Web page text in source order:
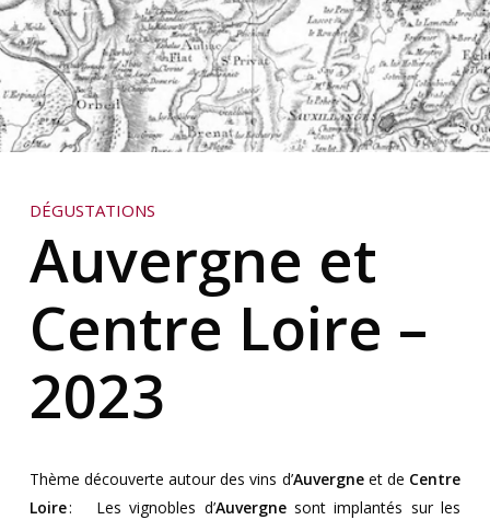
DÉGUSTATIONS
Auvergne et
Centre Loire –
2023
Thème découverte autour des vins d’Auvergneet de Centre
Loire: Les vignobles d’Auvergnesont implantés sur les